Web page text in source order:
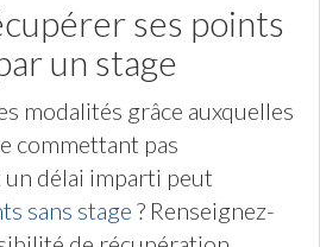
ses points
un stage
modalités grâce auxquelles
commettant pas
délai imparti peut
sans stage ? Renseignez-